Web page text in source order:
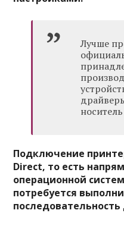
Лучше
Подключение
Direct, то есть
операционной
потребуется